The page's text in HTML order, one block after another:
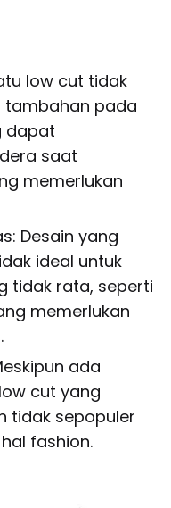
low cut tidak
tambahan pada
dapat
saat
memerlukan
Desain yang
ideal untuk
tidak rata, seperti
memerlukan
ada
cut yang
tidak sepopuler
fashion.